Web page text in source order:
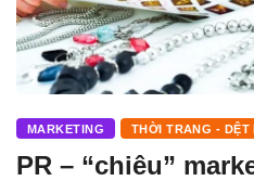
MARKETING THỜI TRANG - DỆT
PR – “chiêu”